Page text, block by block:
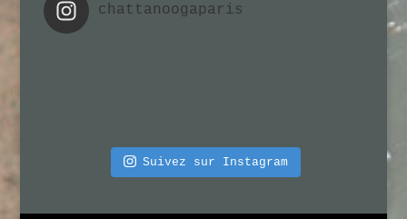
chattanoogaparis
Suivez sur Instagram